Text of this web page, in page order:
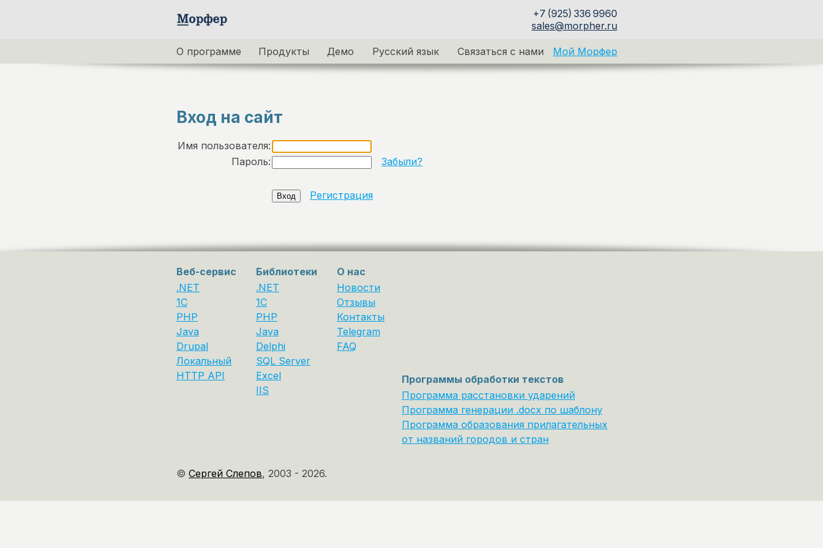
+7 (925) 336 9960
sales@morpher.ru
О программе Продукты Демо Русский язык Связаться с нами Мой Морфер
Вход на сайт
Имя пользователя:
Пароль:
Забыли?
Регистрация
Веб-сервис
.NET
1C
PHP
Java
Drupal
Локальный
HTTP API
Библиотеки
.NET
1С
PHP
Java
Delphi
SQL Server
Excel
IIS
О нас
Новости
Отзывы
Контакты
Telegram
FAQ
Программы обработки текстов
Программа расстановки ударений
Программа генерации .docx по шаблону
Программа образования прилагательных
от названий городов и стран
© Сергей Слепов, 2003 - 2026.